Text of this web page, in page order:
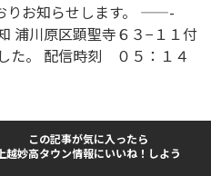
りお知らせします。 ——-
浦川原区顕聖寺６３−１１付
た。 配信時刻 ０５：１４
この記事が気に入ったら
上越妙高タウン情報にいいね！しよう